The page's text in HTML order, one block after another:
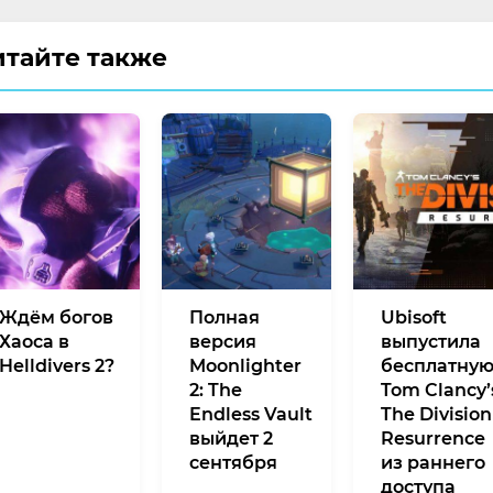
также
Ждём богов
Хаоса в
Helldivers 2?
Полная
версия
Moonlighter
2: The
Endless Vault
выйдет 2
сентября
Ubisoft
выпустила
бесплатную
Tom
The Division
Resurrence
из раннего
доступа